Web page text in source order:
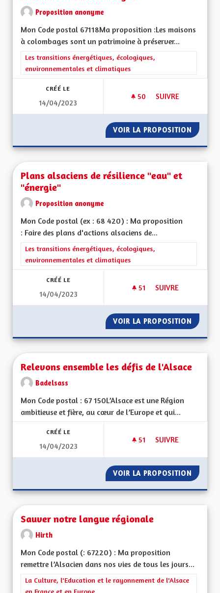
Proposition anonyme
Mon Code postal 67118Ma proposition :Les maisons
à colombages sont un patrimoine à préserver...
Filtrer les résultats de la catégorie : Les transitions
Les transitions énergétiques, écologiques,
environnementales et climatiques
CRÉÉ LE
14/04/2023
50 50 ABONNÉS
SUIVRE
VOIR LA PROPOSITION
Plans alsaciens de résilience "eau" et
"énergie"
Proposition anonyme
Mon Code postal (ex : 68 420) : Ma proposition
: Faire des plans d'actions alsaciens de...
Filtrer les résultats de la catégorie : Les transitions
Les transitions énergétiques, écologiques,
environnementales et climatiques
CRÉÉ LE
14/04/2023
51 51 ABONNÉS
SUIVRE
VOIR LA PROPOSITION
Relevons ensemble les défis de l'Alsace
Badelsass
Mon Code postal : 67 150L’Alsace est une Région
ambitieuse et fière, au cœur de l’Europe et qui...
CRÉÉ LE
14/04/2023
51 51 ABONNÉS
SUIVRE
VOIR LA PROPOSITION
Sauver notre langue régionale
Hirth
Mon Code postal (: 67220) : Ma proposition
remettre l’Alsacien dans nos vies de tous les jours...
Filtrer les résultats de la catégorie : La Culture, l'Education et
La Culture, l'Education et le rayonnement de l'Alsace